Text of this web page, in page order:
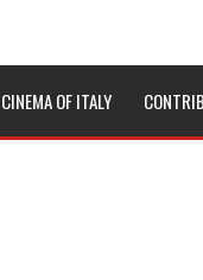
CINEMA OF ITALY